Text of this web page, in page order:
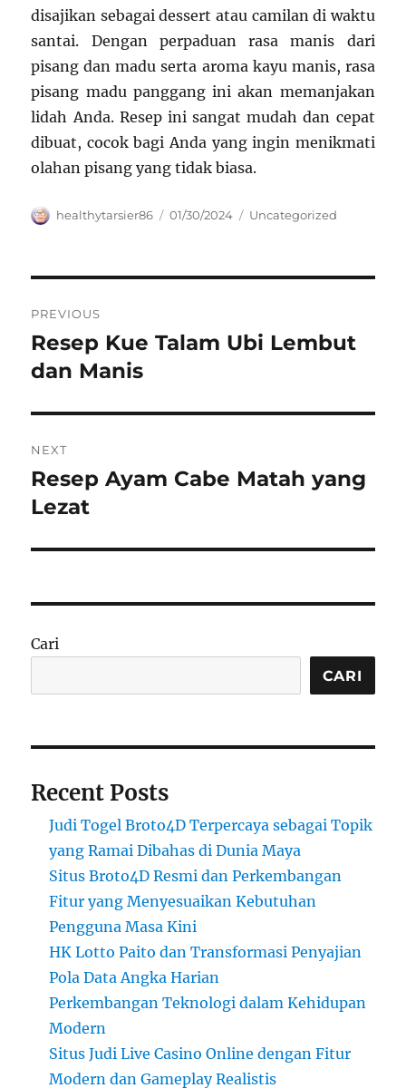
disajikan sebagai dessert atau camilan di waktu
santai. Dengan perpaduan rasa manis dari
pisang dan madu serta aroma kayu manis, rasa
pisang madu panggang ini akan memanjakan
lidah Anda. Resep ini sangat mudah dan cepat
dibuat, cocok bagi Anda yang ingin menikmati
olahan pisang yang tidak biasa.
Author
healthytarsier86
Posted
01/30/2024 Categories
Uncategorized
pos
PREVIOUS
Previous
post:
Resep Kue Talam Ubi Lembut
dan Manis
NEXT
Next
post:
Resep Ayam Cabe Matah yang
Lezat
Cari
CARI
Recent Posts
Judi Togel Broto4D Terpercaya sebagai Topik
yang Ramai Dibahas di Dunia Maya
Situs Broto4D Resmi dan Perkembangan
Fitur yang Menyesuaikan Kebutuhan
Pengguna Masa Kini
HK Lotto Paito dan Transformasi Penyajian
Pola Data Angka Harian
Perkembangan Teknologi dalam Kehidupan
Modern
Situs Judi Live Casino Online dengan Fitur
Modern dan Gameplay Realistis